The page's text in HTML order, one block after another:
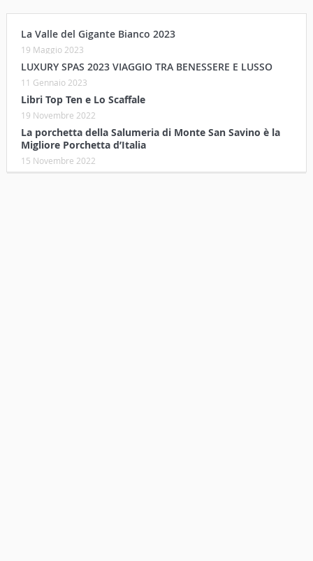
La Valle del Gigante Bianco 2023
19 Maggio 2023
LUXURY SPAS 2023 VIAGGIO TRA BENESSERE E LUSSO
11 Gennaio 2023
Libri Top Ten e Lo Scaffale
19 Novembre 2022
La porchetta della Salumeria di Monte San Savino è la
Migliore Porchetta d’Italia
15 Novembre 2022